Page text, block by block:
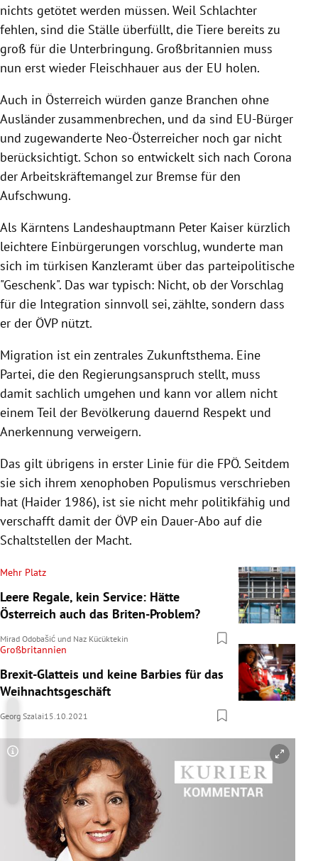
nichts getötet werden müssen. Weil Schlachter
fehlen, sind die Ställe überfüllt, die Tiere bereits zu
groß für die Unterbringung. Großbritannien muss
nun erst wieder Fleischhauer aus der EU holen.
Auch in Österreich würden ganze Branchen ohne
Ausländer zusammenbrechen, und da sind EU-Bürger
und zugewanderte Neo-Österreicher noch gar nicht
berücksichtigt. Schon so entwickelt sich nach Corona
der Arbeitskräftemangel zur Bremse für den
Aufschwung.
Als Kärntens Landeshauptmann Peter Kaiser kürzlich
leichtere Einbürgerungen vorschlug, wunderte man
sich im türkisen Kanzleramt über das parteipolitische
"Geschenk". Das war typisch: Nicht, ob der Vorschlag
für die Integration sinnvoll sei, zählte, sondern dass
er der ÖVP nützt.
Migration ist ein zentrales Zukunftsthema. Eine
Partei, die den Regierungsanspruch stellt, muss
damit sachlich umgehen und kann vor allem nicht
einem Teil der Bevölkerung dauernd Respekt und
Anerkennung verweigern.
Das gilt übrigens in erster Linie für die FPÖ. Seitdem
sie sich ihrem xenophoben Populismus verschrieben
hat (Haider 1986), ist sie nicht mehr politikfähig und
verschafft damit der ÖVP ein Dauer-Abo auf die
Schaltstellen der Macht.
Mehr Platz
Leere Regale, kein Service: Hätte
Österreich auch das Briten-Problem?
Mirad Odobašić und Naz Kücüktekin
Großbritannien
Brexit-Glatteis und keine Barbies für das
Weihnachtsgeschäft
Georg Szalai15.10.2021
Copyright-Hinweis öffnen/schließen